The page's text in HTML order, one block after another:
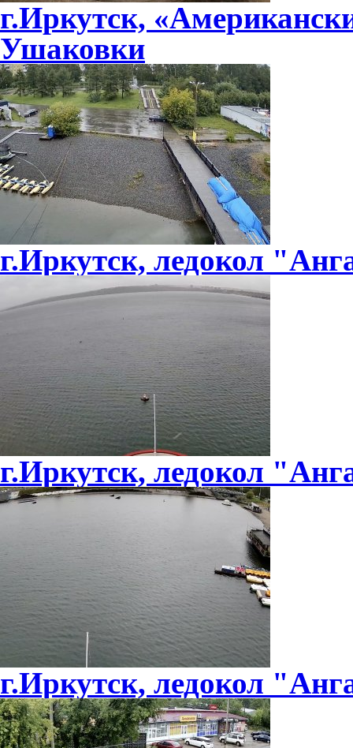
г.Иркутск,
Ушаковки
г.Иркутск, ледокол
г.Иркутск, ледокол
г.Иркутск, ледокол